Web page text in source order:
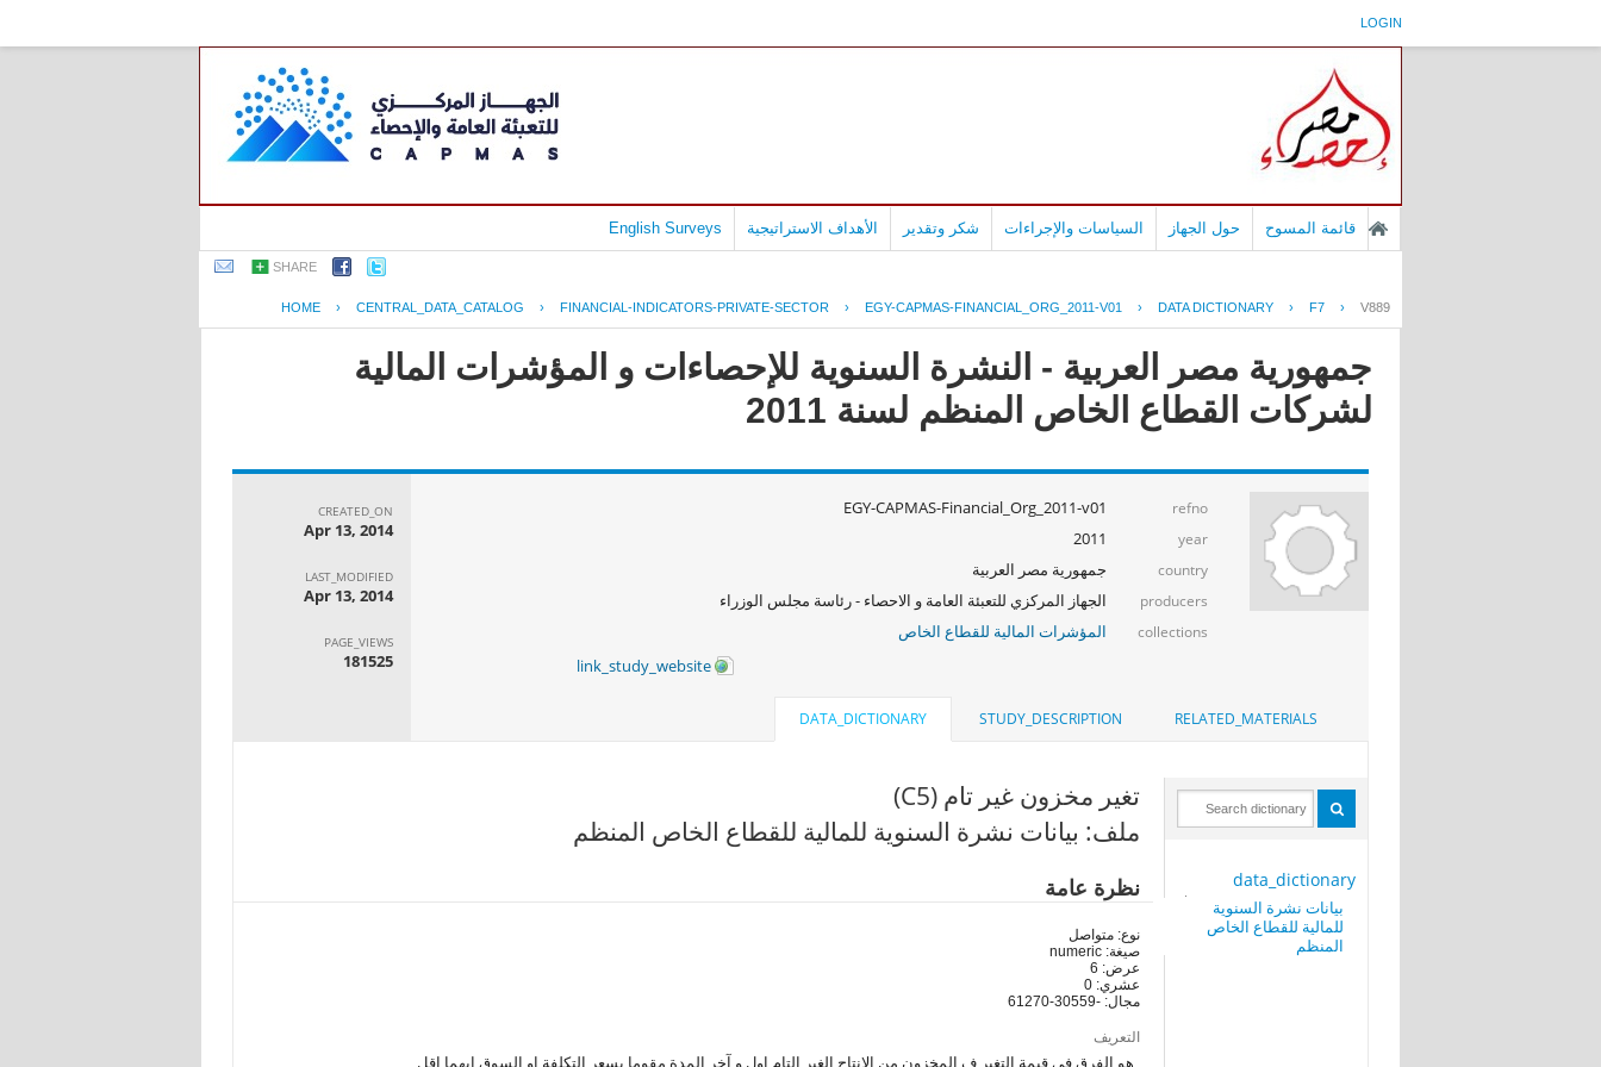
LOGIN
قائمة المسوح حول الجهاز السياسات والإجراءات شكر وتقدير الأهداف الاستراتيجية English Surveys
SHARE
HOME › CENTRAL_DATA_CATALOG › FINANCIAL-INDICATORS-PRIVATE-SECTOR › EGY-CAPMAS-FINANCIAL_ORG_2011-V01 › DATA DICTIONARY › F7 › V889
جمهورية مصر العربية - النشرة السنوية للإحصاءات و المؤشرات المالية
لشركات القطاع الخاص المنظم لسنة 2011
refno
EGY-CAPMAS-Financial_Org_2011-v01
year
2011
country جمهورية مصر العربية
producers الجهاز المركزي للتعبئة العامة و الاحصاء - رئاسة مجلس الوزراء
collections
المؤشرات المالية للقطاع الخاص
link_study_website
CREATED_ON
Apr 13, 2014
LAST_MODIFIED
Apr 13, 2014
PAGE_VIEWS
181525
RELATED_MATERIALS
STUDY_DESCRIPTION
DATA_DICTIONARY
data_dictionary
بيانات نشرة السنوية
للمالية للقطاع الخاص
المنظم
تغير مخزون غير تام (C5)
ملف: بيانات نشرة السنوية للمالية للقطاع الخاص المنظم
نظرة عامة
نوع: متواصل
صيغة: numeric
عرض: 6
عشري: 0
مجال: -30559-61270
التعريف
هو الفرق فى قيمة التغير ف المخزون من الانتاج الغير التام اول و آخر المدة مقوما بسعر التكلفة او السوق ايهما اقل